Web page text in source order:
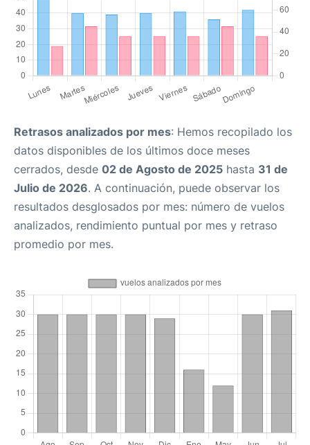
Retrasos analizados por mes: Hemos recopilado los
datos disponibles de los últimos doce meses
cerrados, desde 02 de Agosto de 2025 hasta 31 de
Julio de 2026. A continuación, puede observar los
resultados desglosados por mes: número de vuelos
analizados, rendimiento puntual por mes y retraso
promedio por mes.